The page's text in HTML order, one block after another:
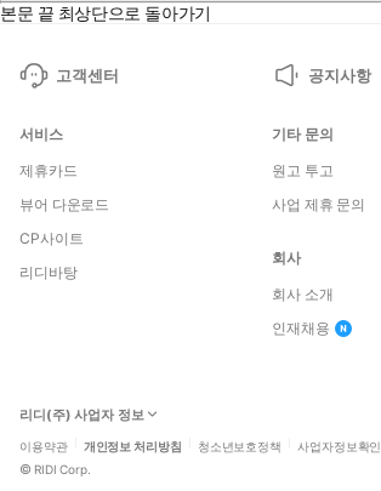
본문 끝 최상단으로 돌아가기
고객센터 공지사항
서비스
제휴카드
뷰어 다운로드
CP사이트
리디바탕
기타 문의
원고 투고
사업 제휴 문의
회사
회사 소개
인재채용
리디(주) 사업자 정보
이용약관 개인정보 처리방침 청소년보호정책 사업자정보확인
© RIDI Corp.